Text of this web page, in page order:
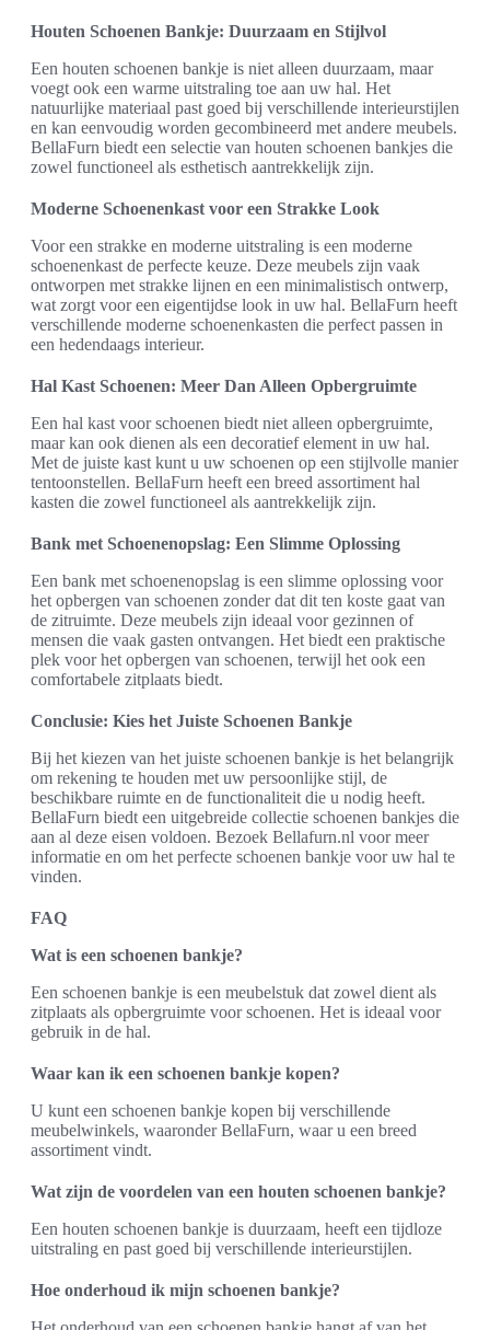
Houten Schoenen Bankje: Duurzaam en Stijlvol
Een houten schoenen bankje is niet alleen duurzaam, maar
voegt ook een warme uitstraling toe aan uw hal. Het
natuurlijke materiaal past goed bij verschillende interieurstijlen
en kan eenvoudig worden gecombineerd met andere meubels.
BellaFurn biedt een selectie van houten schoenen bankjes die
zowel functioneel als esthetisch aantrekkelijk zijn.
Moderne Schoenenkast voor een Strakke Look
Voor een strakke en moderne uitstraling is een moderne
schoenenkast de perfecte keuze. Deze meubels zijn vaak
ontworpen met strakke lijnen en een minimalistisch ontwerp,
wat zorgt voor een eigentijdse look in uw hal. BellaFurn heeft
verschillende moderne schoenenkasten die perfect passen in
een hedendaags interieur.
Hal Kast Schoenen: Meer Dan Alleen Opbergruimte
Een hal kast voor schoenen biedt niet alleen opbergruimte,
maar kan ook dienen als een decoratief element in uw hal.
Met de juiste kast kunt u uw schoenen op een stijlvolle manier
tentoonstellen. BellaFurn heeft een breed assortiment hal
kasten die zowel functioneel als aantrekkelijk zijn.
Bank met Schoenenopslag: Een Slimme Oplossing
Een bank met schoenenopslag is een slimme oplossing voor
het opbergen van schoenen zonder dat dit ten koste gaat van
de zitruimte. Deze meubels zijn ideaal voor gezinnen of
mensen die vaak gasten ontvangen. Het biedt een praktische
plek voor het opbergen van schoenen, terwijl het ook een
comfortabele zitplaats biedt.
Conclusie: Kies het Juiste Schoenen Bankje
Bij het kiezen van het juiste schoenen bankje is het belangrijk
om rekening te houden met uw persoonlijke stijl, de
beschikbare ruimte en de functionaliteit die u nodig heeft.
BellaFurn biedt een uitgebreide collectie schoenen bankjes die
aan al deze eisen voldoen. Bezoek Bellafurn.nl voor meer
informatie en om het perfecte schoenen bankje voor uw hal te
vinden.
FAQ
Wat is een schoenen bankje?
Een schoenen bankje is een meubelstuk dat zowel dient als
zitplaats als opbergruimte voor schoenen. Het is ideaal voor
gebruik in de hal.
Waar kan ik een schoenen bankje kopen?
U kunt een schoenen bankje kopen bij verschillende
meubelwinkels, waaronder BellaFurn, waar u een breed
assortiment vindt.
Wat zijn de voordelen van een houten schoenen bankje?
Een houten schoenen bankje is duurzaam, heeft een tijdloze
uitstraling en past goed bij verschillende interieurstijlen.
Hoe onderhoud ik mijn schoenen bankje?